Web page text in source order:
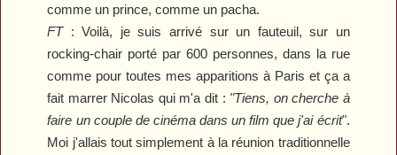
comme un prince, comme un pacha.
FT: Voilà, je suis arrivé sur un fauteuil, sur un
rocking-chair porté par 600 personnes, dans la rue
comme pour toutes mes apparitions à Paris et ça a
fait marrer Nicolas qui m'a dit : "Tiens, on cherche à
faire un couple de cinéma dans un film que j'ai écrit".
Moi j'allais tout simplement à la réunion traditionnelle